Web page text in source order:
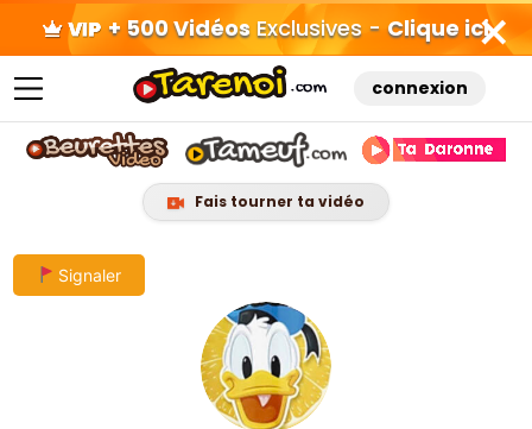
Skip
to
+ 500 Vidéos Exclusives - Clique ici
connexion
Fais tourner ta vidéo
Signaler